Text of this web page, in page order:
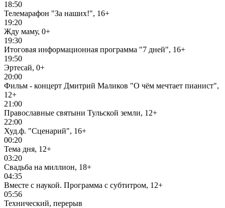
18:50
Телемарафон "За наших!", 16+
19:20
Жду маму, 0+
19:30
Итоговая информационная программа "7 дней", 16+
19:50
Эртесай, 0+
20:00
Фильм - концерт Дмитрий Маликов "О чём мечтает пианист",
12+
21:00
Православные святыни Тульской земли, 12+
22:00
Худ.ф. "Сценарий", 16+
00:20
Тема дня, 12+
03:20
Свадьба на миллион, 18+
04:35
Вместе с наукой. Программа с субтитром, 12+
05:56
Технический, перерыв